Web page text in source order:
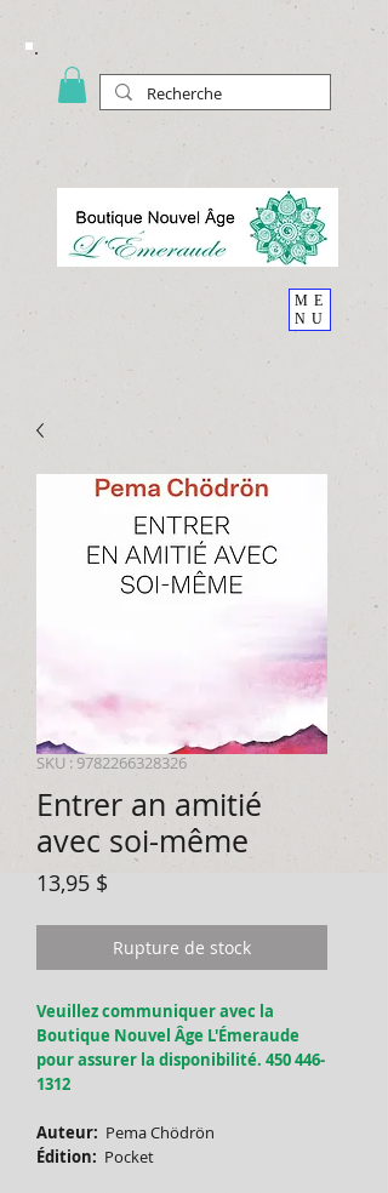
ME
NU
SKU : 9782266328326
Entrer an amitié
avec soi-même
13,95 $
Rupture de stock
Veuillez communiquer avec la
Boutique Nouvel Âge L'Émeraude
pour assurer la disponibilité. 450 446-
1312
Auteur: Pema Chödrön
Édition: Pocket